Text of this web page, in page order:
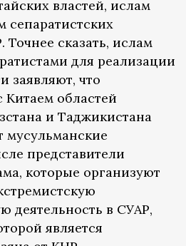
властей, ислам
сепаратистских
Точнее сказать, ислам
для реализации
заявляют, что
областей
и Таджикистана
мусульманские
представители
которые организуют
деятельность в СУАР,
является